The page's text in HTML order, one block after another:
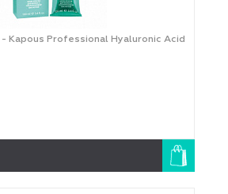
- Kapous Professional Hyaluronic Acid